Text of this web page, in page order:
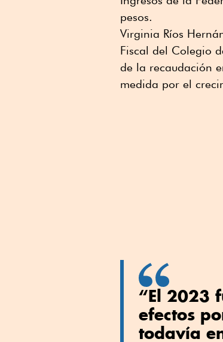
pesos.
Virginia Ríos
Fiscal del Colegio
de la recaudación
medida por el
“El 2023
efectos
todavía